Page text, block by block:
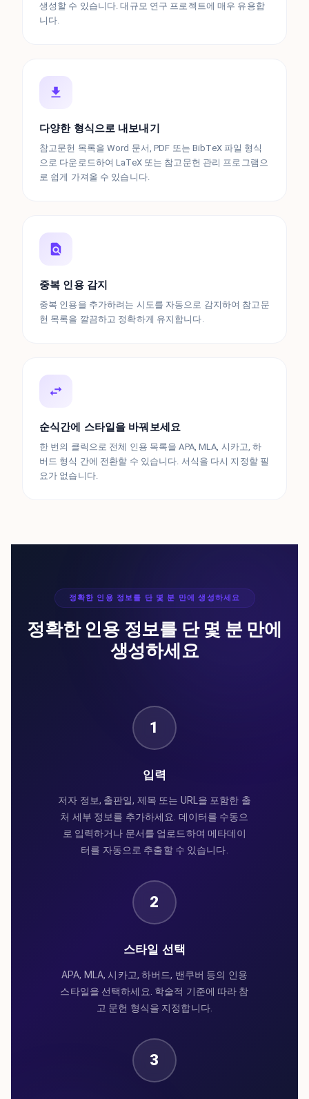
생성할 수 있습니다. 대규모 연구 프로젝트에 매우 유용합
니다.
다양한 형식으로 내보내기
참고문헌 목록을 Word 문서, PDF 또는 BibTeX 파일 형식
으로 다운로드하여 LaTeX 또는 참고문헌 관리 프로그램으
로 쉽게 가져올 수 있습니다.
중복 인용 감지
중복 인용을 추가하려는 시도를 자동으로 감지하여 참고문
헌 목록을 깔끔하고 정확하게 유지합니다.
순식간에 스타일을 바꿔보세요
한 번의 클릭으로 전체 인용 목록을 APA, MLA, 시카고, 하
버드 형식 간에 전환할 수 있습니다. 서식을 다시 지정할 필
요가 없습니다.
정확한 인용 정보를 단 몇 분 만에 생성하세요
정확한 인용 정보를 단 몇 분 만에
생성하세요
1
입력
저자 정보, 출판일, 제목 또는 URL을 포함한 출
처 세부 정보를 추가하세요. 데이터를 수동으
로 입력하거나 문서를 업로드하여 메타데이
터를 자동으로 추출할 수 있습니다.
2
스타일 선택
APA, MLA, 시카고, 하버드, 밴쿠버 등의 인용
스타일을 선택하세요. 학술적 기준에 따라 참
고 문헌 형식을 지정합니다.
3